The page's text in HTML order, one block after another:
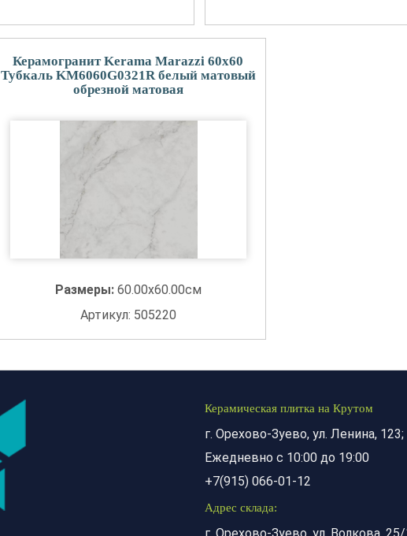
Керамогранит Kerama Marazzi 60x60
Тубкаль KM6060G0321R белый матовый
обрезной матовая
Размеры: 60.00x60.00см
Артикул: 505220
Керамическая плитка на Крутом
г. Орехово-Зуево, ул. Ленина, 123;
Ежедневно с 10:00 до 19:00
+7(915) 066-01-12
Адрес склада: